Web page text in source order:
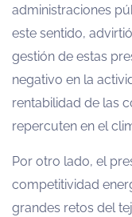
administraciones
este sentido,
gestión de estas
negativo en la
rentabilidad de las
repercuten en el
Por otro lado, el
competitividad
grandes retos del